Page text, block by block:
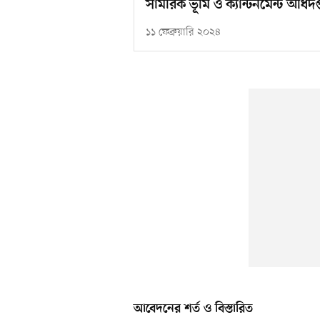
সামরিক ভূমি ও ক্যান্টনমেন্ট
১১ ফেব্রুয়ারি ২০২৪
আবেদনের শর্ত ও বিস্তারিত